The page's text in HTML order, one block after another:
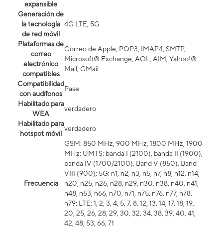
expansible
Generación de
la tecnología
de red móvil
4G LTE, 5G
Plataformas de
correo
electrónico
compatibles
Correo de Apple, POP3, IMAP4, SMTP,
Microsoft® Exchange, AOL, AIM, Yahoo!®
Mail, GMail
Compatibilidad
con audífonos
Pase
Habilitado para
WEA
verdadero
Habilitado para
hotspot móvil
verdadero
Frecuencia
GSM: 850 MHz, 900 MHz, 1800 MHz, 1900
MHz; UMTS: banda I (2100), banda II (1900),
banda IV (1700/2100), Band V (850), Band
VIII (900); 5G: n1, n2, n3, n5, n7, n8, n12, n14,
n20, n25, n26, n28, n29, n30, n38, n40, n41,
n48, n53, n66, n70, n71, n75, n76, n77, n78,
n79; LTE: 1, 2, 3, 4, 5, 7, 8, 12, 13, 14, 17, 18, 19,
20, 25, 26, 28, 29, 30, 32, 34, 38, 39, 40, 41,
42, 48, 53, 66, 71